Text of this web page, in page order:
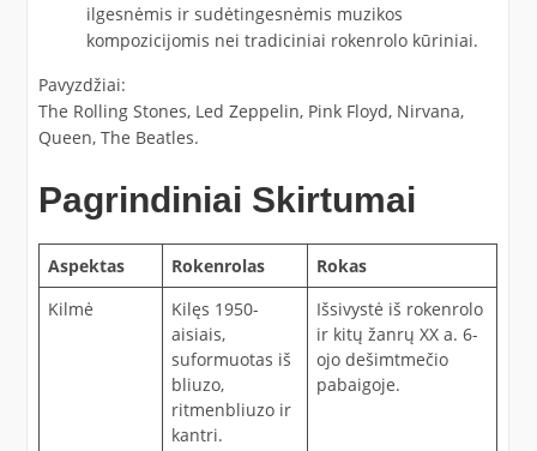
ilgesnėmis ir sudėtingesnėmis muzikos
kompozicijomis nei tradiciniai rokenrolo kūriniai.
Pavyzdžiai:
The Rolling Stones, Led Zeppelin, Pink Floyd, Nirvana,
Queen, The Beatles.
Pagrindiniai Skirtumai
Aspektas Rokenrolas
Rokas
Kilmė
Kilęs 1950-
aisiais,
suformuotas iš
bliuzo,
ritmenbliuzo ir
kantri.
Išsivystė iš rokenrolo
ir kitų žanrų XX a. 6-
ojo dešimtmečio
pabaigoje.